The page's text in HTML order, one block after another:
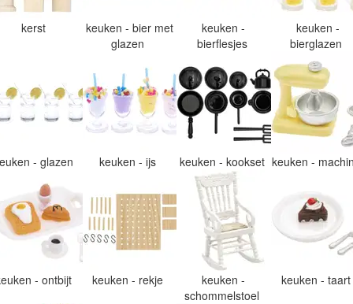
kerst
keuken - bier met
glazen
keuken -
bierflesjes
keuken -
bierglazen
- glazen keuken - ijs keuken - kookset keuken -
- ontbijt keuken - rekje
keuken -
schommelstoel
keuken -